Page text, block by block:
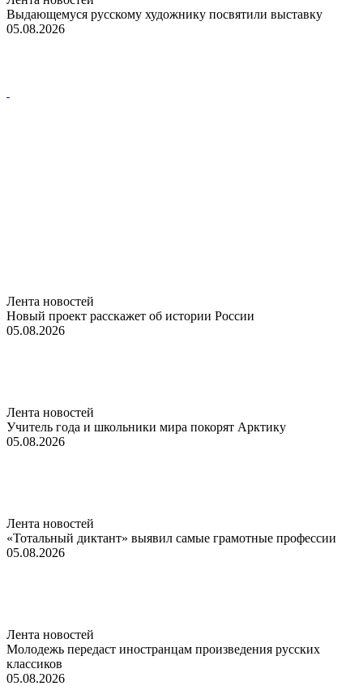
Выдающемуся русскому художнику посвятили выставку
05.08.2026
Лента новостей
Новый проект расскажет об истории России
05.08.2026
Лента новостей
Учитель года и школьники мира покорят Арктику
05.08.2026
Лента новостей
«Тотальный диктант» выявил самые грамотные профессии
05.08.2026
Лента новостей
Молодежь передаст иностранцам произведения русских
классиков
05.08.2026